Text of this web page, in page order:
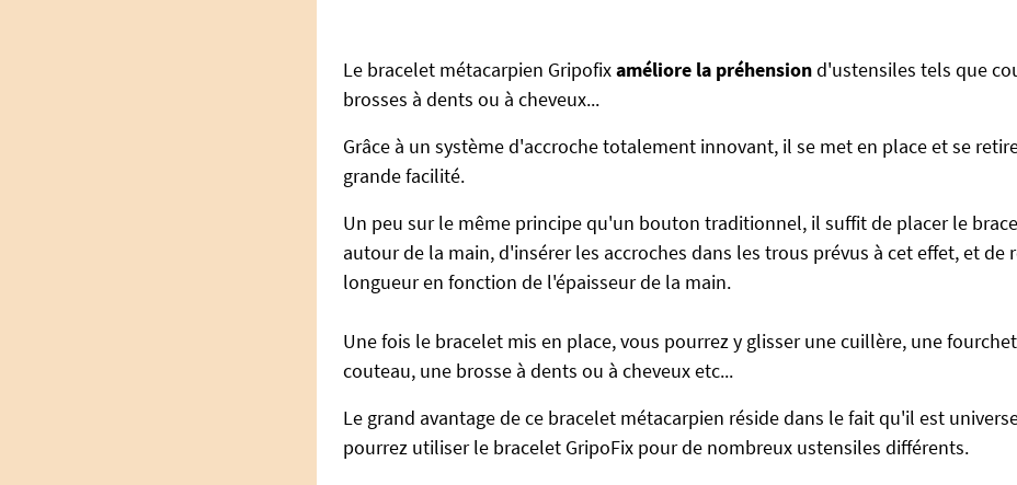
Le bracelet métacarpien Gripofixaméliore la préhensiond'ustensiles tels que
brosses à dents ou à cheveux...
Grâce à un système d'accroche totalement innovant, il se met en place et se
grande facilité.
Un peu sur le même principe qu'un bouton traditionnel, il suffit de placer le
autour de la main, d'insérer les accroches dans les trous prévus à cet effet, et de
longueur en fonction de l'épaisseur de la main.
Une fois le bracelet mis en place, vous pourrez y glisser une cuillère, une
couteau, une brosse à dents ou à cheveux etc...
Le grand avantage de ce bracelet métacarpien réside dans le fait qu'il est
pourrez utiliser le bracelet GripoFix pour de nombreux ustensiles différents.